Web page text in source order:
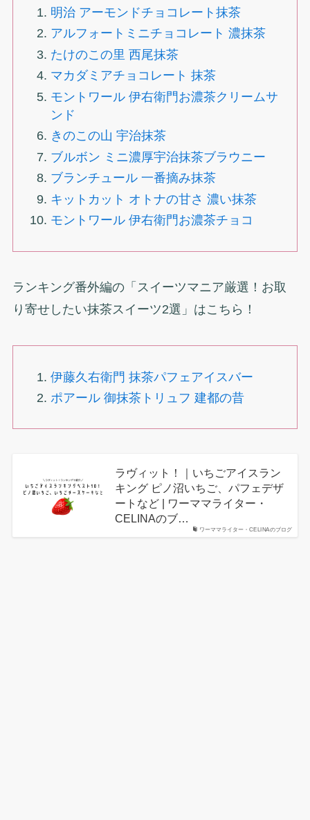
明治 アーモンドチョコレート抹茶
アルフォートミニチョコレート 濃抹茶
たけのこの里 西尾抹茶
マカダミアチョコレート 抹茶
モントワール 伊右衛門お濃茶クリームサ
ンド
きのこの山 宇治抹茶
ブルボン ミニ濃厚宇治抹茶ブラウニー
ブランチュール 一番摘み抹茶
キットカット オトナの甘さ 濃い抹茶
モントワール 伊右衛門お濃茶チョコ
ランキング番外編の「スイーツマニア厳選！お取
り寄せしたい抹茶スイーツ2選」はこちら！
伊藤久右衛門 抹茶パフェアイスバー
ポアール 御抹茶トリュフ 建都の昔
ワーママライター・CELINAのブログ
ラヴィット！｜いちごアイスラン
キング ピノ沼いちご、パフェデザ
ートなど | ワーママライター・
CELINAのブ…